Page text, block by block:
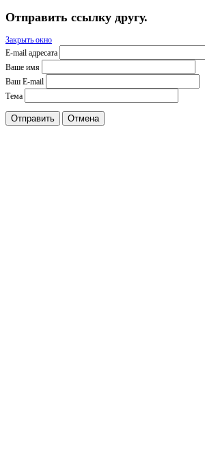
Отправить ссылку другу.
Закрыть окно
E-mail адресата
Ваше имя
Ваш E-mail
Тема
Отправить Отмена